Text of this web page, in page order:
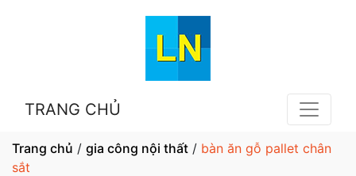
TRANG CHỦ
Trang chủ / gia công nội thất / bàn ăn gỗ pallet chân
sắt